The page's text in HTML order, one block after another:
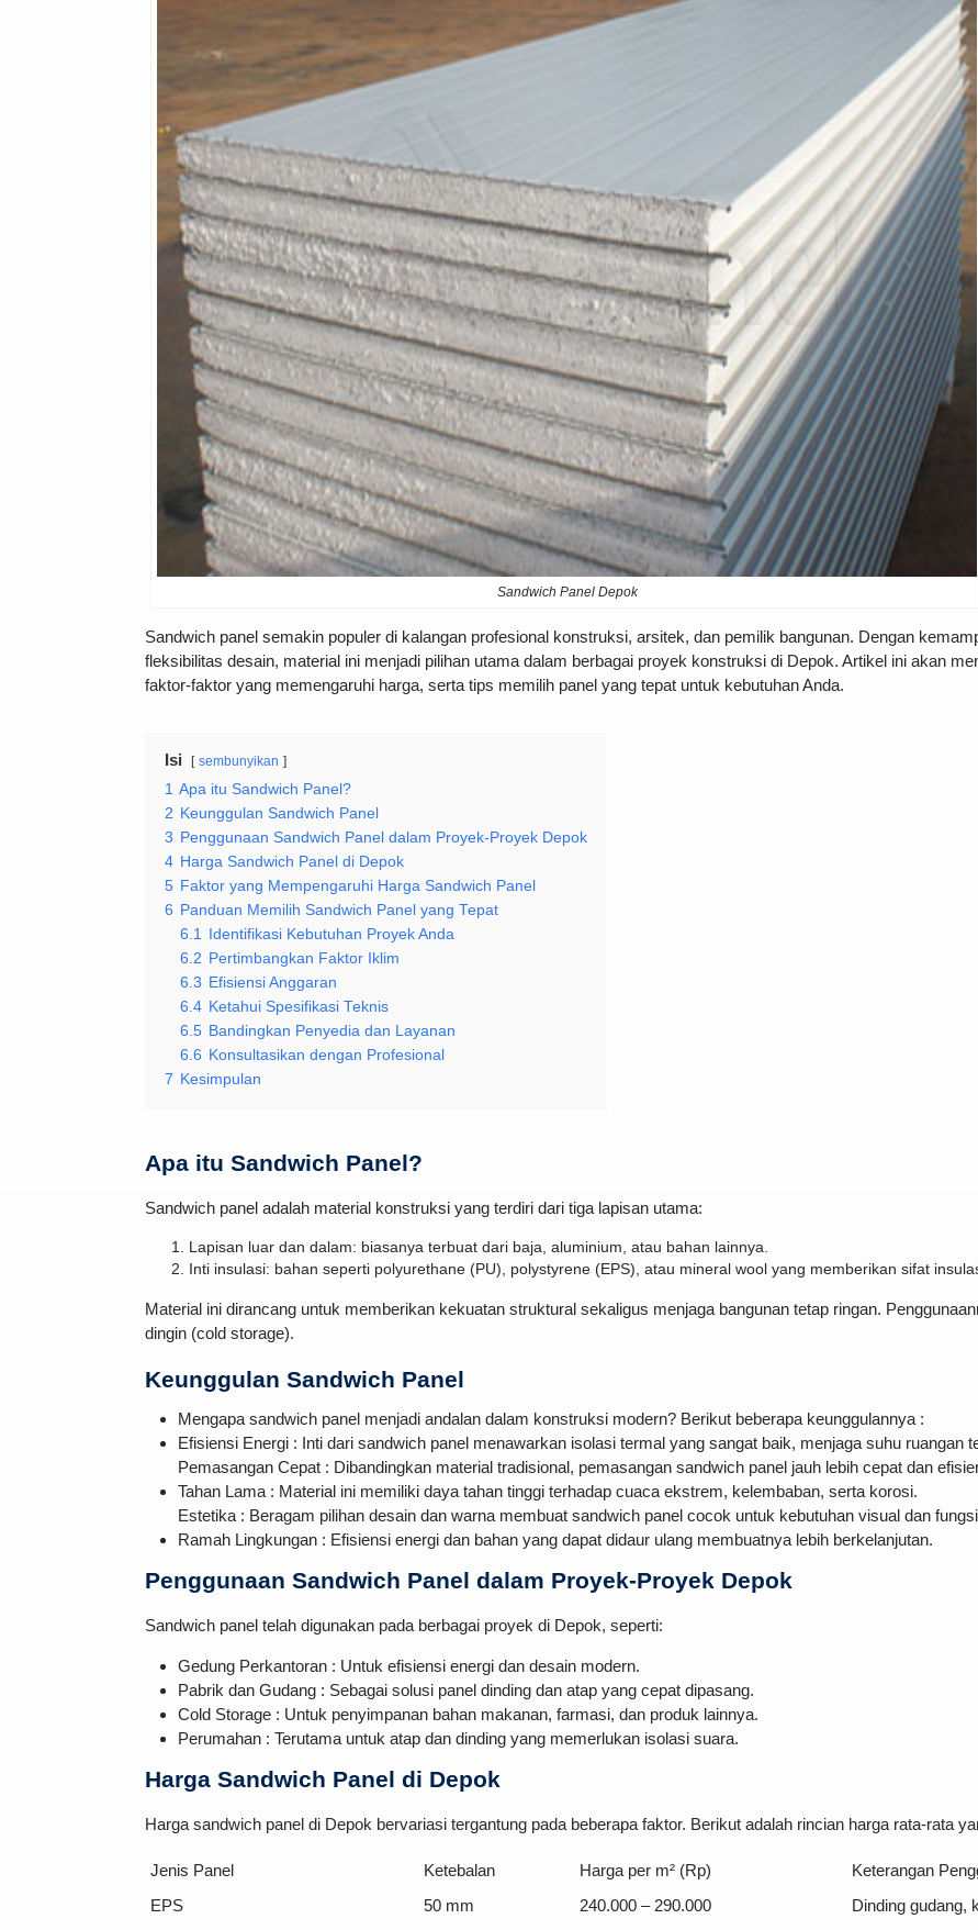
Sandwich Panel Depok
Sandwich panel semakin populer di kalangan profesional konstruksi, arsitek, dan pemilik bangunan. Dengan
fleksibilitas desain, material ini menjadi pilihan utama dalam berbagai proyek konstruksi di Depok. Artikel ini akan
faktor-faktor yang memengaruhi harga, serta tips memilih panel yang tepat untuk kebutuhan Anda.
Isi sembunyikan
1 Apa itu Sandwich Panel?
2 Keunggulan Sandwich Panel
3 Penggunaan Sandwich Panel dalam Proyek-Proyek Depok
4 Harga Sandwich Panel di Depok
5 Faktor yang Mempengaruhi Harga Sandwich Panel
6 Panduan Memilih Sandwich Panel yang Tepat
6.1
Identifikasi Kebutuhan Proyek Anda
6.2 Pertimbangkan Faktor Iklim
6.3 Efisiensi Anggaran
6.4 Ketahui Spesifikasi Teknis
6.5 Bandingkan Penyedia dan Layanan
6.6 Konsultasikan dengan Profesional
7 Kesimpulan
Apa itu Sandwich Panel?
Sandwich panel adalah material konstruksi yang terdiri dari tiga lapisan utama:
Lapisan luar dan dalam: biasanya terbuat dari baja, aluminium, atau bahan lainnya.
Inti insulasi: bahan seperti polyurethane (PU), polystyrene (EPS), atau mineral wool yang memberikan sifat
Material ini dirancang untuk memberikan kekuatan struktural sekaligus menjaga bangunan tetap ringan.
dingin (cold storage).
Keunggulan Sandwich Panel
Mengapa sandwich panel menjadi andalan dalam konstruksi modern? Berikut beberapa keunggulannya :
Efisiensi Energi : Inti dari sandwich panel menawarkan isolasi termal yang sangat baik, menjaga suhu ruangan
Pemasangan Cepat : Dibandingkan material tradisional, pemasangan sandwich panel jauh lebih cepat dan
Tahan Lama : Material ini memiliki daya tahan tinggi terhadap cuaca ekstrem, kelembaban, serta korosi.
Estetika : Beragam pilihan desain dan warna membuat sandwich panel cocok untuk kebutuhan visual dan
Ramah Lingkungan : Efisiensi energi dan bahan yang dapat didaur ulang membuatnya lebih berkelanjutan.
Penggunaan Sandwich Panel dalam Proyek-Proyek Depok
Sandwich panel telah digunakan pada berbagai proyek di Depok, seperti:
Gedung Perkantoran : Untuk efisiensi energi dan desain modern.
Pabrik dan Gudang : Sebagai solusi panel dinding dan atap yang cepat dipasang.
Cold Storage : Untuk penyimpanan bahan makanan, farmasi, dan produk lainnya.
Perumahan : Terutama untuk atap dan dinding yang memerlukan isolasi suara.
Harga Sandwich Panel di Depok
Harga sandwich panel di Depok bervariasi tergantung pada beberapa faktor. Berikut adalah rincian harga rata-rata
Jenis Panel Ketebalan Harga per m² (Rp)
Keterangan
EPS
50 mm 240.000 – 290.000
Dinding gudang,